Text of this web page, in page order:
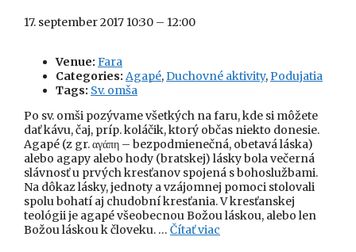
17. september 2017 10:30 – 12:00
Venue: Fara
Categories: Agapé,Duchovné aktivity,Podujatia
Tags: Sv. omša
Po sv. omši pozývame všetkých na faru, kde si môžete
dať kávu, čaj, príp. koláčik, ktorý občas niekto donesie.
Agapé (z gr. αγάπη – bezpodmienečná, obetavá láska)
alebo agapy alebo hody (bratskej) lásky bola večerná
slávnosť u prvých kresťanov spojená s bohoslužbami.
Na dôkaz lásky, jednoty a vzájomnej pomoci stolovali
spolu bohatí aj chudobní kresťania. V kresťanskej
teológii je agapé všeobecnou Božou láskou, alebo len
Božou láskou k človeku. … Čítať viac